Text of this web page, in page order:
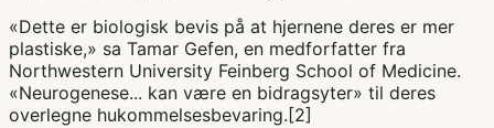
«Dette er biologisk bevis på at hjernene deres er mer
plastiske,» sa Tamar Gefen, en medforfatter fra
Northwestern University Feinberg School of Medicine.
«Neurogenese... kan være en bidragsyter» til deres
overlegne hukommelsesbevaring.[2]